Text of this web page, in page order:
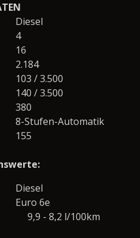
Diesel
4
16
2.184
103 / 3.500
140 / 3.500
380
8-Stufen-Automatik
155
Diesel
Euro 6e
9,9 - 8,2 l/100km